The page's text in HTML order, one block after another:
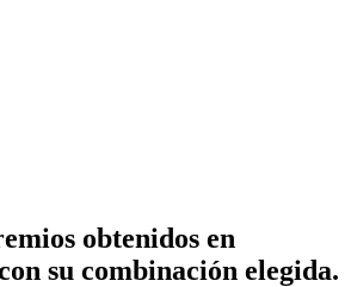
obtenidos en
su combinación elegida.